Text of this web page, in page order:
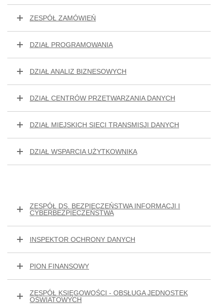
ZESPÓŁ ZAMÓWIEŃ
DZIAŁ PROGRAMOWANIA
DZIAŁ ANALIZ BIZNESOWYCH
DZIAŁ CENTRÓW PRZETWARZANIA DANYCH
DZIAŁ MIEJSKICH SIECI TRANSMISJI DANYCH
DZIAŁ WSPARCIA UŻYTKOWNIKA
ZESPÓŁ DS. BEZPIECZEŃSTWA INFORMACJI I
CYBERBEZPIECZEŃSTWA
INSPEKTOR OCHRONY DANYCH
PION FINANSOWY
ZESPÓŁ KSIĘGOWOŚCI - OBSŁUGA JEDNOSTEK
OŚWIATOWYCH